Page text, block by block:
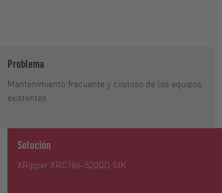
Problema
Mantenimiento frecuente y costoso de los equipos
existentes
Solución
XRipper XRC186-520QD SIK